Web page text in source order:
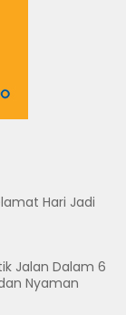
Hari Jadi
Jalan Dalam 6
Nyaman